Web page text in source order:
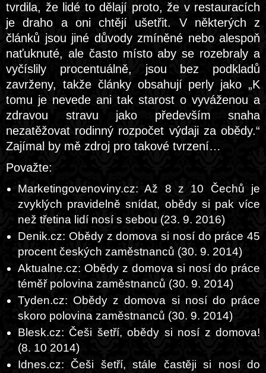
tvrdila, že lidé to dělají proto, že v restauracích
je draho a oni chtějí ušetřit. V některých z
článků jsou jiné důvody zmíněné nebo alespoň
naťuknuté, ale často místo aby se rozebraly a
vyčíslily procentuálně, jsou bez podkladů
zavrženy, takže články obsahují perly jako „K
tomu je nevede ani tak starost o vyváženou a
zdravou stravu jako především snaha
nezatěžovat rodinný rozpočet výdaji za obědy.“
Zajímal by mě zdroj pro takové tvrzení…
Považte:
Marketingovenoviny.cz: Až 8 z 10 Čechů je
zvyklých pravidelně snídat, obědy si pak více
než třetina lidí nosí s sebou (23. 9. 2016)
Denik.cz: Obědy z domova si nosí do práce 45
procent českých zaměstnanců (30. 9. 2014)
Aktualne.cz: Obědy z domova si nosí do práce
téměř polovina zaměstnanců (30. 9. 2014)
Tyden.cz: Obědy z domova si nosí do práce
skoro polovina zaměstnanců (30. 9. 2014)
Blesk.cz: Češi šetří, obědy si nosí z domova!
(8. 10 2014)
Idnes.cz: Češi šetří, stále častěji si nosí do